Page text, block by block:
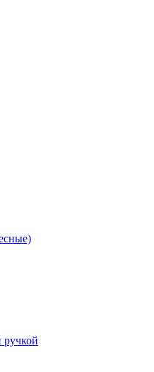
ручкой